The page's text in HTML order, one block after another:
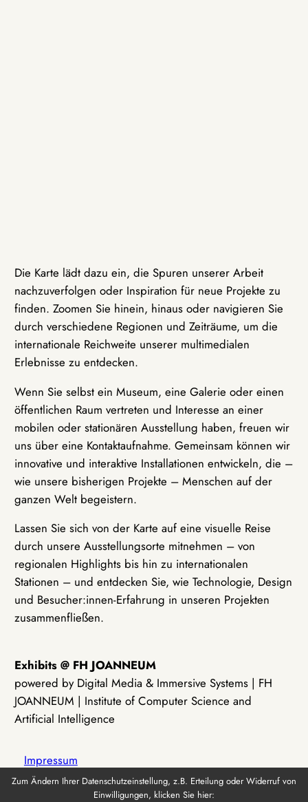
Die Karte lädt dazu ein, die Spuren unserer Arbeit
nachzuverfolgen oder Inspiration für neue Projekte zu
finden. Zoomen Sie hinein, hinaus oder navigieren Sie
durch verschiedene Regionen und Zeiträume, um die
internationale Reichweite unserer multimedialen
Erlebnisse zu entdecken.
Wenn Sie selbst ein Museum, eine Galerie oder einen
öffentlichen Raum vertreten und Interesse an einer
mobilen oder stationären Ausstellung haben, freuen wir
uns über eine Kontaktaufnahme. Gemeinsam können wir
innovative und interaktive Installationen entwickeln, die –
wie unsere bisherigen Projekte – Menschen auf der
ganzen Welt begeistern.
Lassen Sie sich von der Karte auf eine visuelle Reise
durch unsere Ausstellungsorte mitnehmen – von
regionalen Highlights bis hin zu internationalen
Stationen – und entdecken Sie, wie Technologie, Design
und Besucher:innen-Erfahrung in unseren Projekten
zusammenfließen.
Exhibits @ FH JOANNEUM
powered by Digital Media & Immersive Systems | FH
JOANNEUM | Institute of Computer Science and
Artificial Intelligence
Impressum
Zum Ändern Ihrer Datenschutzeinstellung, z.B. Erteilung oder Widerruf von
Einwilligungen, klicken Sie hier: